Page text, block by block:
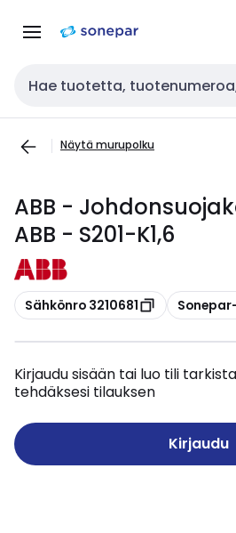
navigointiinsisältöön
Haku
Näytä murupolku
ABB -
ABB - S201-K1,6
Kopioi
Sähkönro 3210681 Kopioi
Kirjaudu sisään tai luo tili
tehdäksesi tilauksen
Kirjaudu